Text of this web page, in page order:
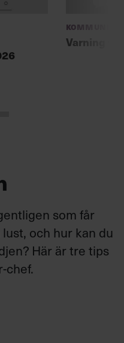
Varning
som får
och hur kan du
Här är tre tips
chef.